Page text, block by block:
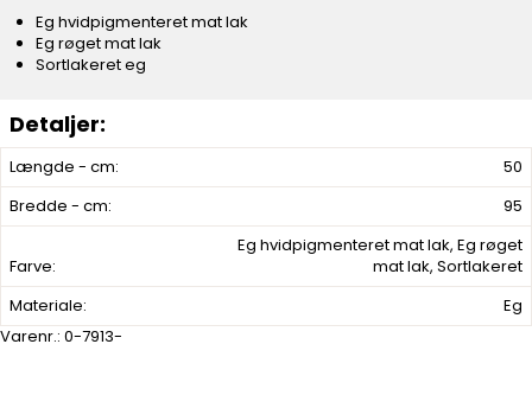
Længde - cm:
50
Bredde - cm:
95
Farve:
Eg hvidpigmenteret mat lak, Eg røget
mat lak, Sortlakeret
Materiale:
Eg
Varenr.: 0-7913-
Eg hvidpigmenteret mat lak
Eg røget mat lak
Sortlakeret eg